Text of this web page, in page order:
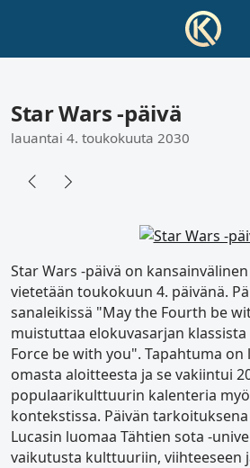
Star Wars ‑päivä
lauantai 4. toukokuuta 2030
Star Wars -päivä on
vietetään toukokuun 4. päivänä.
sanaleikissä "May the Fourth be
muistuttaa elokuvasarjan
Force be with you". Tapahtuma
omasta aloitteesta ja se vakiintui
populaarikulttuurin kalenteria
kontekstissa. Päivän
Lucasin luomaa Tähtien sota -
vaikutusta kulttuuriin, viihteeseen